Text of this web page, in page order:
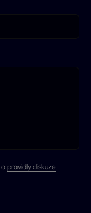
a pravidly diskuze.